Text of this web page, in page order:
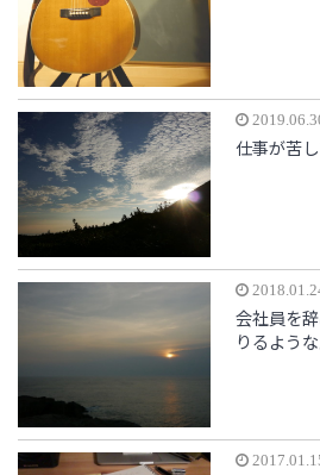
仕事が苦
会社員を
りるよう